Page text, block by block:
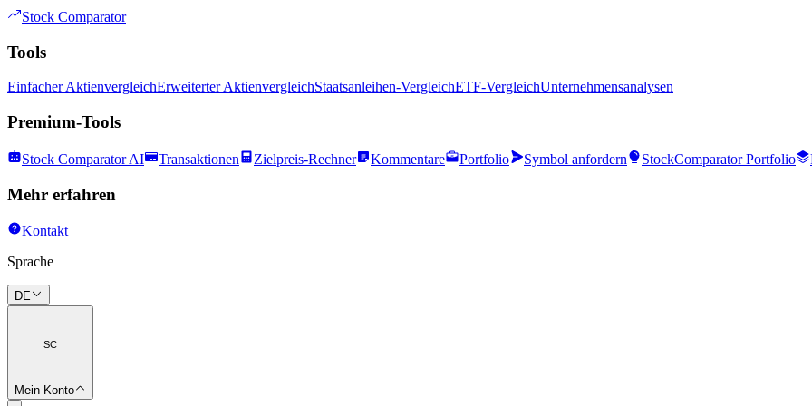
Stock Comparator
Tools
Einfacher AktienvergleichErweiterter AktienvergleichStaatsanleihen-VergleichETF-VergleichUnternehmensanalysen
Premium-Tools
Stock Comparator AI Transaktionen Zielpreis-Rechner Kommentare Portfolio Symbol anfordern StockComparator Portfolio
Mehr erfahren
Kontakt
Sprache
DE
SC
Mein Konto